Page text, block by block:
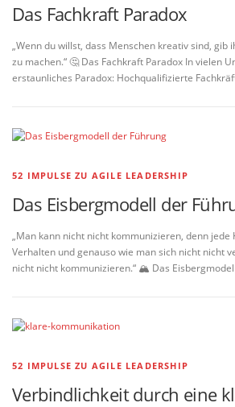
Das Fachkraft Paradox
„Wenn du willst, dass Menschen kreativ sind, gib
zu machen.“ 🤔 Das Fachkraft Paradox In vielen
erstaunliches Paradox: Hochqualifizierte
52 IMPULSE ZU AGILE LEADERSHIP
Das Eisbergmodell der
„Man kann nicht nicht kommunizieren, denn jede
Verhalten und genauso wie man sich nicht nicht
nicht nicht kommunizieren.“ 🏔️ Das
52 IMPULSE ZU AGILE LEADERSHIP
Verbindlichkeit durch eine